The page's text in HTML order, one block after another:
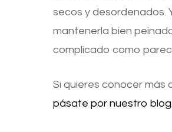
secos y desordenados.
mantenerla bien
complicado como
Si quieres conocer más
pásate por nuestro blog.